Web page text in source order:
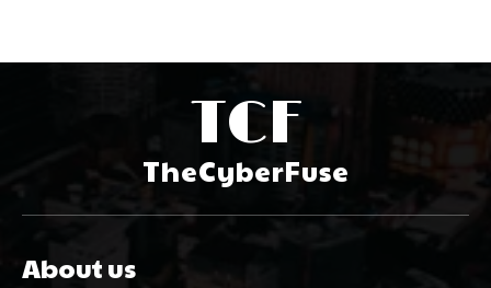
TCF
TheCyberFuse
About us